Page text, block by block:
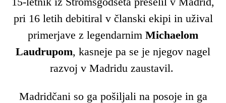
pri 16 letih debitiral v članski ekipi in užival
primerjave z legendarnim Michaelom
Laudrupom, kasneje pa se je njegov nagel
razvoj v Madridu zaustavil.
Madridčani so ga pošiljali na posoje in ga